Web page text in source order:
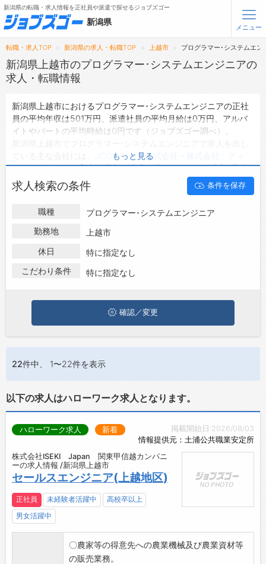
無料会員登録 ログイン
トップ
詳細情報で求人を探す
転職支援サービスについて
転職ノウハウ(応募書類の書き方・面接対策など)
転職・採用コラム
ジョブズゴーについて
お問い合わせ
新潟県の転職・求人情報を正社員や派遣で探せるジョブズゴー
新潟県
メニュー
転職・求人TOP 新潟県の求人・転職TOP 上越市 プログラマー･システムエン
新潟県上越市のプログラマー･システムエンジニアの
求人・転職情報
新潟県上越市におけるプログラマー･システムエンジニアの正社
員の平均年収は501万円、派遣社員の平均月給は0万円、アルバ
イトやパートの平均時給は0円です（ジョブズゴー調べ）。
JCCソフト 株式会社
ー・オー・エス 富山営業所・株式会社 ヰセキ関西中部(北陸
支社)
などがあり、未経験や短期等ご希望の条件で絞り込みがで
きます。
新潟県上越市の地域密着型の求人サイトであるジョブズゴーでは
新潟県上越市の求人情報を12件取り扱っており、そのうち
の求人は12件、 派遣社員の求人
ハローワークにはない求人も多数扱っており、転職だけでなく、
第二新卒から50代・60代以上の方の再就職も可能です。 新潟県
上越市でプログラマー･システムエンジニアの求人・転職情報を
もっと見る
求人検索の条件 条件を保存
職種
プログラマー･システムエンジニア
勤務地
上越市
休日
特に指定なし
こだわり条件
特に指定なし
確認／変更
22件中、 1〜22件を表示
以下の求人はハローワーク求人となります。
掲載開始日:2026/08/03
情報提供元：土浦公共職業安定所
ハローワーク求人 新着
株式会社ISEKI Japan 関東甲信越カンパニ
ーの求人情報 /新潟県上越市
セールスエンジニア(上越地区)
正社員 未経験者活躍中
高校卒以上
男女活躍中
〇農家等の得意先への農業機械及び農業資材等
の販売業務。